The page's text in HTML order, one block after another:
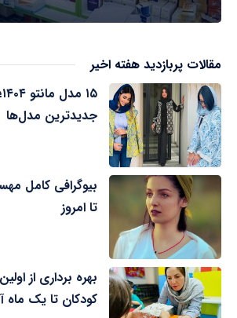
مقالات پربازدید هفته اخیر
جدیدترین مدل‌ها
بیوگرافی کامل
تا امروز
بهره برداری از
کودکان تا یک ماه